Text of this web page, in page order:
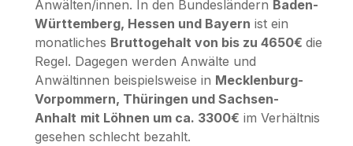
Anwälten/innen. In den Bundesländern Baden-
Württemberg, Hessen und Bayern ist ein
monatliches Bruttogehalt von bis zu 4650€ die
Regel. Dagegen werden Anwälte und
Anwältinnen beispielsweise in Mecklenburg-
Vorpommern, Thüringen und Sachsen-
Anhalt mit Löhnen um ca. 3300€ im Verhältnis
gesehen schlecht bezahlt.